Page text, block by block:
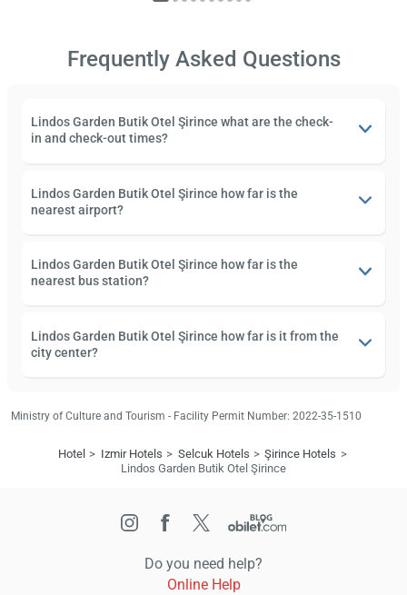
Frequently Asked Questions
Lindos Garden Butik Otel Şirince what are the check-
in and check-out times?
Lindos Garden Butik Otel Şirince how far is the
nearest airport?
Lindos Garden Butik Otel Şirince how far is the
nearest bus station?
Lindos Garden Butik Otel Şirince how far is it from the
city center?
Ministry of Culture and Tourism - Facility Permit Number: 2022-35-1510
Hotel Izmir Hotels Selcuk Hotels
Şirince Hotels
Lindos Garden Butik Otel Şirince
Do you need help?
Online Help